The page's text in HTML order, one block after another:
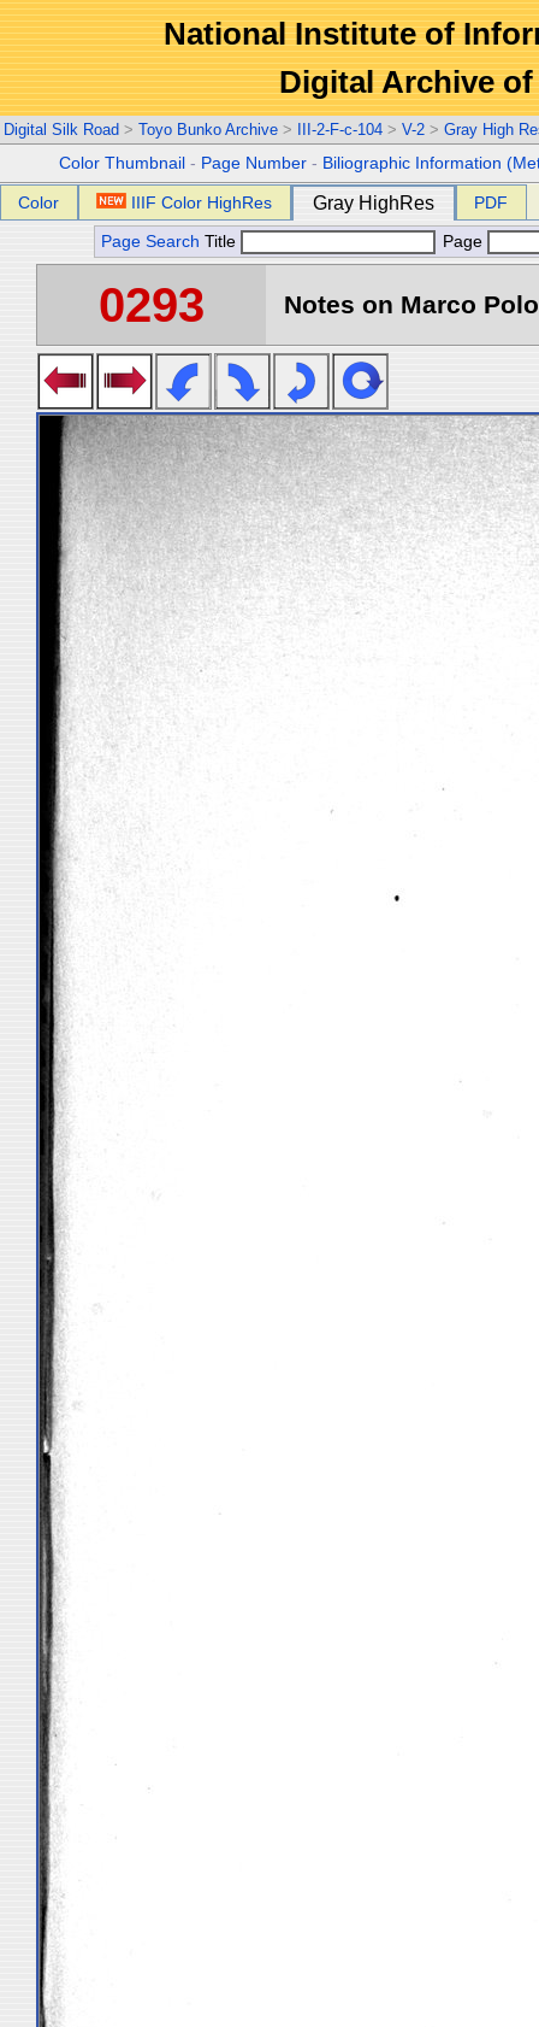
National Institute of
Digital Archive
Digital Silk Road > Toyo Bunko Archive > III-2-F-c-104 > V-2 > Gray High
Color Thumbnail - Page Number - Biliographic Information
Color IIIF Color HighRes Gray HighRes PDF
Page Search Title Page
0293 Notes on Marco